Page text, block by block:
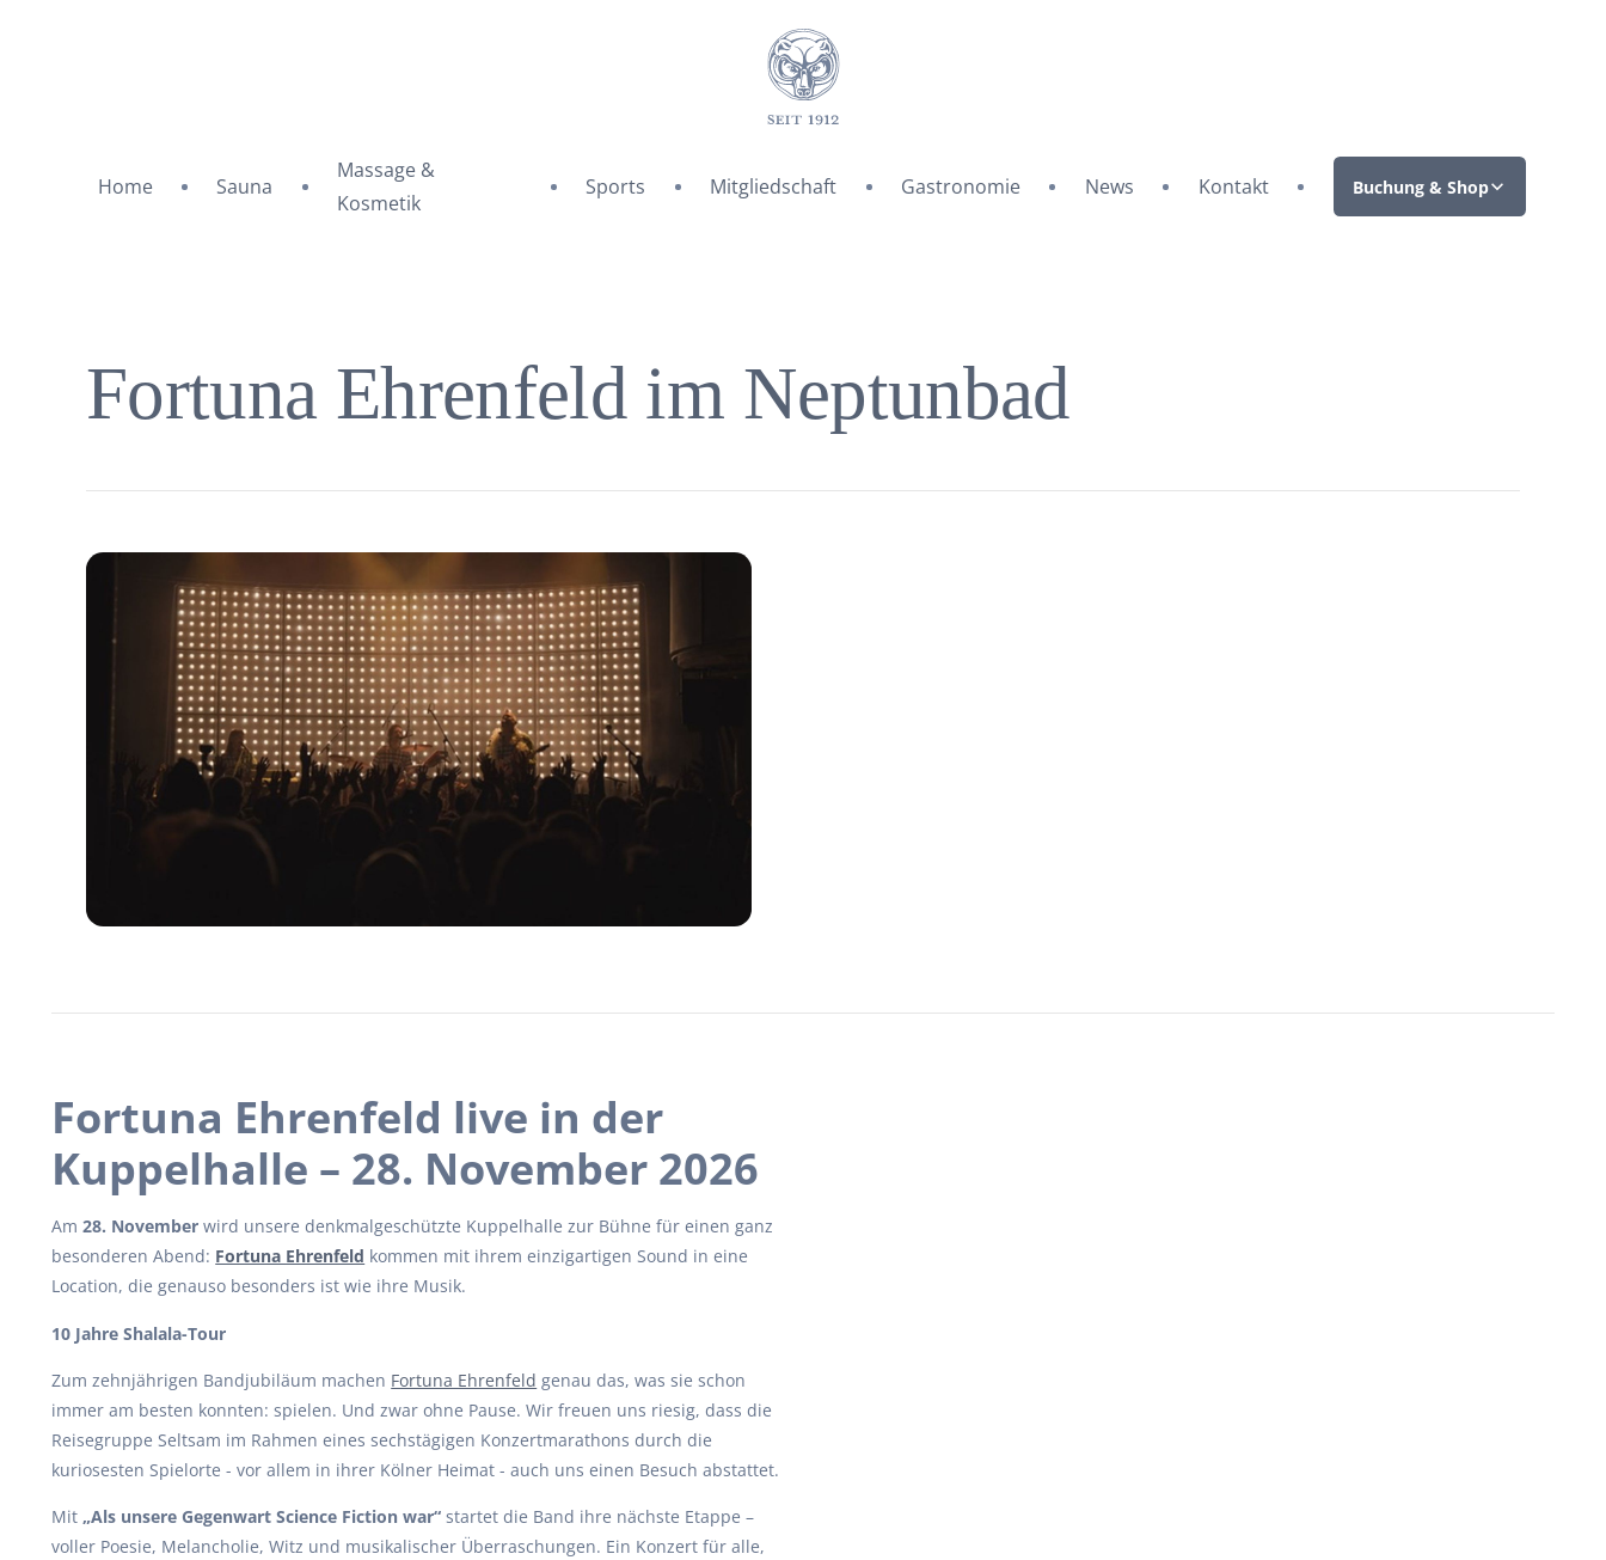
Home Sauna
Massage &
Kosmetik
Sports Mitgliedschaft Gastronomie News Kontakt Buchung & Shop
Fortuna Ehrenfeld im Neptunbad
Fortuna Ehrenfeld live in der
Kuppelhalle – 28. November 2026
Am28. November wird unsere denkmalgeschützte Kuppelhalle zur Bühne für einen ganz
besonderen Abend: Fortuna Ehrenfeld kommen mit ihrem einzigartigen Sound in eine
Location, die genauso besonders ist wie ihre Musik.
10 Jahre Shalala-Tour
Zum zehnjährigen Bandjubiläum machen Fortuna Ehrenfeld genau das, was sie schon
immer am besten konnten: spielen. Und zwar ohne Pause. Wir freuen uns riesig, dass die
Reisegruppe Seltsam im Rahmen eines sechstägigen Konzertmarathons durch die
kuriosesten Spielorte - vor allem in ihrer Kölner Heimat - auch uns einen Besuch abstattet.
Mit„Als unsere Gegenwart Science Fiction war“ startet die Band ihre nächste Etappe –
voller Poesie, Melancholie, Witz und musikalischer Überraschungen. Ein Konzert für alle,